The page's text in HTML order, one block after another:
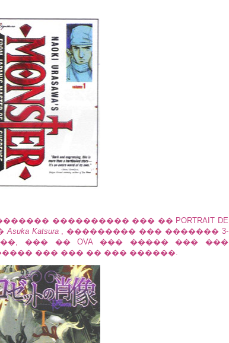
���������� ��� �� PORTRAIT DE
Asuka Katsura, ��������� ��� ������� 3-
��� �� OVA ��� ����� ��� ���
��� ��� �� ��� ������.